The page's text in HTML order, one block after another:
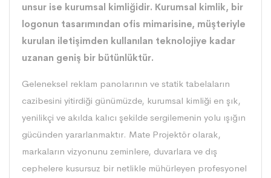
unsur ise kurumsal kimliğidir. Kurumsal kimlik, bir
logonun tasarımından ofis mimarisine, müşteriyle
kurulan iletişimden kullanılan teknolojiye kadar
uzanan geniş bir bütünlüktür.
Geleneksel reklam panolarının ve statik tabelaların
cazibesini yitirdiği günümüzde, kurumsal kimliği en şık,
yenilikçi ve akılda kalıcı şekilde sergilemenin yolu ışığın
gücünden yararlanmaktır. Mate Projektörolarak,
markaların vizyonunu zeminlere, duvarlara ve dış
cephelere kusursuz bir netlikle mühürleyen profesyonel